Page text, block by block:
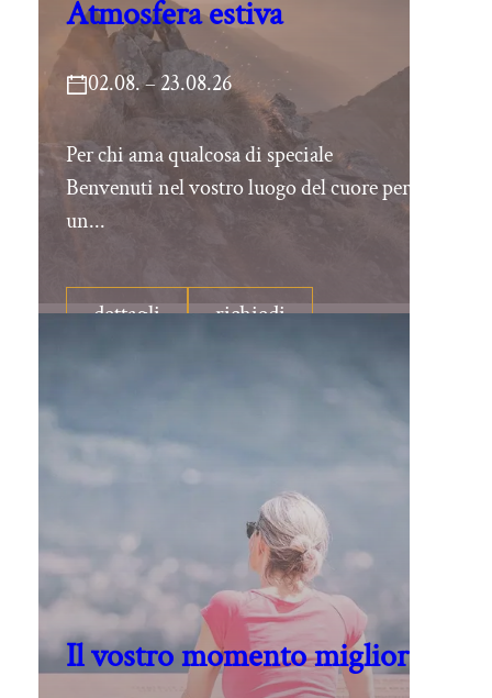
Atmosfera estiva
02.08. – 23.08.26
Per chi ama qualcosa di speciale
Benvenuti nel vostro luogo del cuore per
un...
dettagli richiedi
Il vostro momento migliore